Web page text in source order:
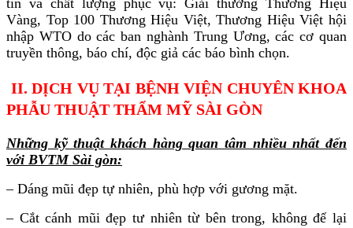
tín và chất lượng phục vụ: Giải thưởng Thương Hiệu
Vàng, Top 100 Thương Hiệu Việt, Thương Hiệu Việt hội
nhập WTO do các ban nghành Trung Ương, các cơ quan
truyền thông, báo chí, độc giả các báo bình chọn.
II. DỊCH VỤ TẠI BỆNH VIỆN CHUYÊN KHOA
PHẪU THUẬT THẨM MỸ SÀI GÒN
Những kỹ thuật khách hàng quan tâm nhiều nhất đến
với BVTM Sài gòn:
– Dáng mũi đẹp tự nhiên, phù hợp với gương mặt.
– Cắt cánh mũi đẹp tư nhiên từ bên trong, không để lại